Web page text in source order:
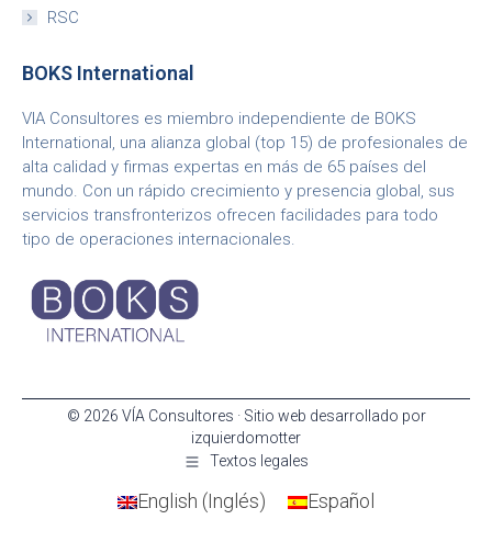
RSC
BOKS International
VIA Consultores es miembro independiente de BOKS
International, una alianza global (top 15) de profesionales de
alta calidad y firmas expertas en más de 65 países del
mundo. Con un rápido crecimiento y presencia global, sus
servicios transfronterizos ofrecen facilidades para todo
tipo de operaciones internacionales.
© 2026 VÍA Consultores · Sitio web desarrollado por
izquierdomotter
Textos legales
English (Inglés) Español